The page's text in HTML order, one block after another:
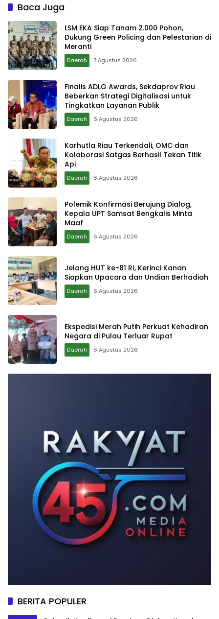
Baca Juga
LSM EKA Siap Tanam 2.000 Pohon,
Dukung Green Policing dan Pelestarian di
Meranti
Daerah 7 Agustus 2026
Finalis ADLG Awards, Sekdaprov Riau
Beberkan Strategi Digitalisasi untuk
Tingkatkan Layanan Publik
Daerah 6 Agustus 2026
Karhutla Riau Terkendali, OMC dan
Kolaborasi Satgas Berhasil Tekan Titik
Api
Daerah 6 Agustus 2026
Polemik Konfirmasi Berujung Dialog,
Kepala UPT Samsat Bengkalis Minta
Maaf
Daerah 6 Agustus 2026
Jelang HUT ke-81 RI, Kerinci Kanan
Siapkan Upacara dan Undian Berhadiah
Daerah 6 Agustus 2026
Ekspedisi Merah Putih Perkuat Kehadiran
Negara di Pulau Terluar Rupat
Daerah 6 Agustus 2026
BERITA POPULER